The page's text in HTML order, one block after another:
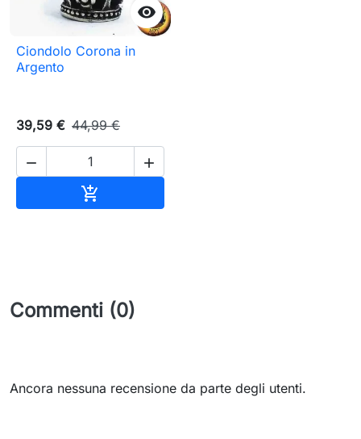

Ciondolo Corona in
Argento
39,59 € 44,99 €
 

Commenti (0)
Ancora nessuna recensione da parte degli utenti.